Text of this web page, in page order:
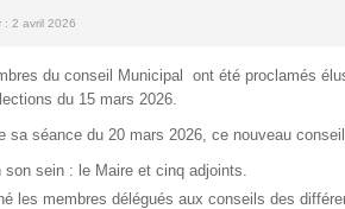
: 2 avril 2026
du conseil Municipal ont été proclamés
du 15 mars 2026.
sa séance du 20 mars 2026, ce nouveau
en son sein : le Maire et
les membres délégués aux conseils des